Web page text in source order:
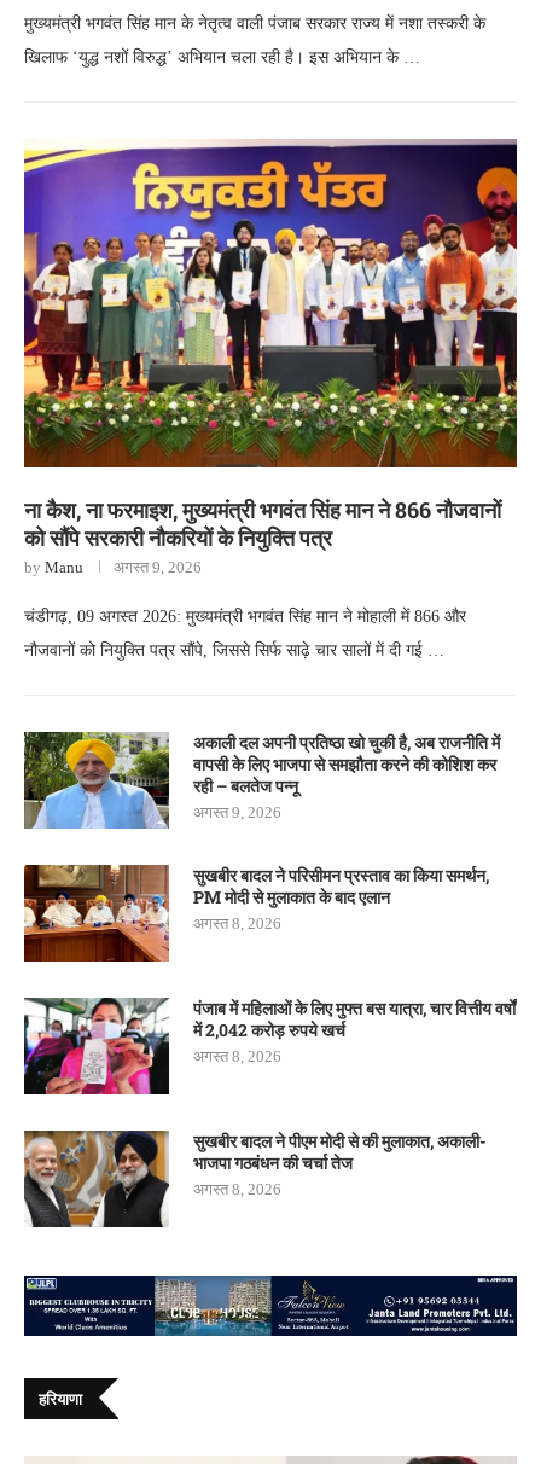
मुख्यमंत्री भगवंत सिंह मान के नेतृत्व वाली पंजाब सरकार राज्य में नशा तस्करी के
खिलाफ ‘युद्ध नशों विरुद्ध’ अभियान चला रही है। इस अभियान के …
ना कैश, ना फरमाइश, मुख्यमंत्री भगवंत सिंह मान ने 866 नौजवानों
को सौंपे सरकारी नौकरियों के नियुक्ति पत्र
by Manu अगस्त 9, 2026
चंडीगढ़, 09 अगस्त 2026: मुख्यमंत्री भगवंत सिंह मान ने मोहाली में 866 और
नौजवानों को नियुक्ति पत्र सौंपे, जिससे सिर्फ साढ़े चार सालों में दी गई …
अकाली दल अपनी प्रतिष्ठा खो चुकी है, अब राजनीति में
वापसी के लिए भाजपा से समझौता करने की कोशिश कर
रही – बलतेज पन्नू
अगस्त 9, 2026
सुखबीर बादल ने परिसीमन प्रस्ताव का किया समर्थन,
PM मोदी से मुलाकात के बाद एलान
अगस्त 8, 2026
पंजाब में महिलाओं के लिए मुफ्त बस यात्रा, चार वित्तीय वर्षों
में 2,042 करोड़ रुपये खर्च
अगस्त 8, 2026
सुखबीर बादल ने पीएम मोदी से की मुलाकात, अकाली-
भाजपा गठबंधन की चर्चा तेज
अगस्त 8, 2026
हरियाणा